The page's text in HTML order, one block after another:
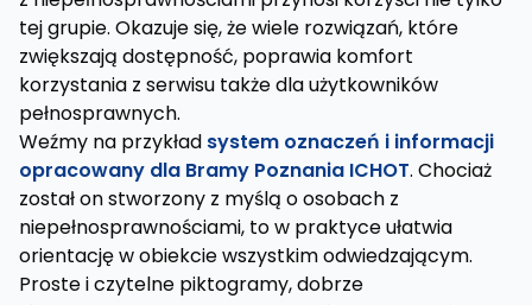
tej grupie. Okazuje się, że wiele rozwiązań, które
zwiększają dostępność, poprawia komfort
korzystania z serwisu także dla użytkowników
pełnosprawnych.
Weźmy na przykład system oznaczeń i informacji
opracowany dla Bramy Poznania ICHOT. Chociaż
został on stworzony z myślą o osobach z
niepełnosprawnościami, to w praktyce ułatwia
orientację w obiekcie wszystkim odwiedzającym.
Proste i czytelne piktogramy, dobrze